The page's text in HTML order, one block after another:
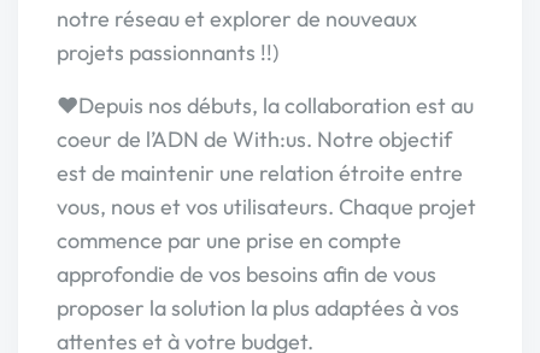
notre réseau et explorer de nouveaux
projets passionnants !!)
❤️Depuis nos débuts, la collaboration est au
coeur de l’ADN de With:us. Notre objectif
est de maintenir une relation étroite entre
vous, nous et vos utilisateurs. Chaque projet
commence par une prise en compte
approfondie de vos besoins afin de vous
proposer la solution la plus adaptées à vos
attentes et à votre budget.